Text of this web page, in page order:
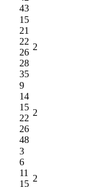
43
15
21
22
26
28
35
2
9
14
15
22
26
48
2
3
6
11
15
2